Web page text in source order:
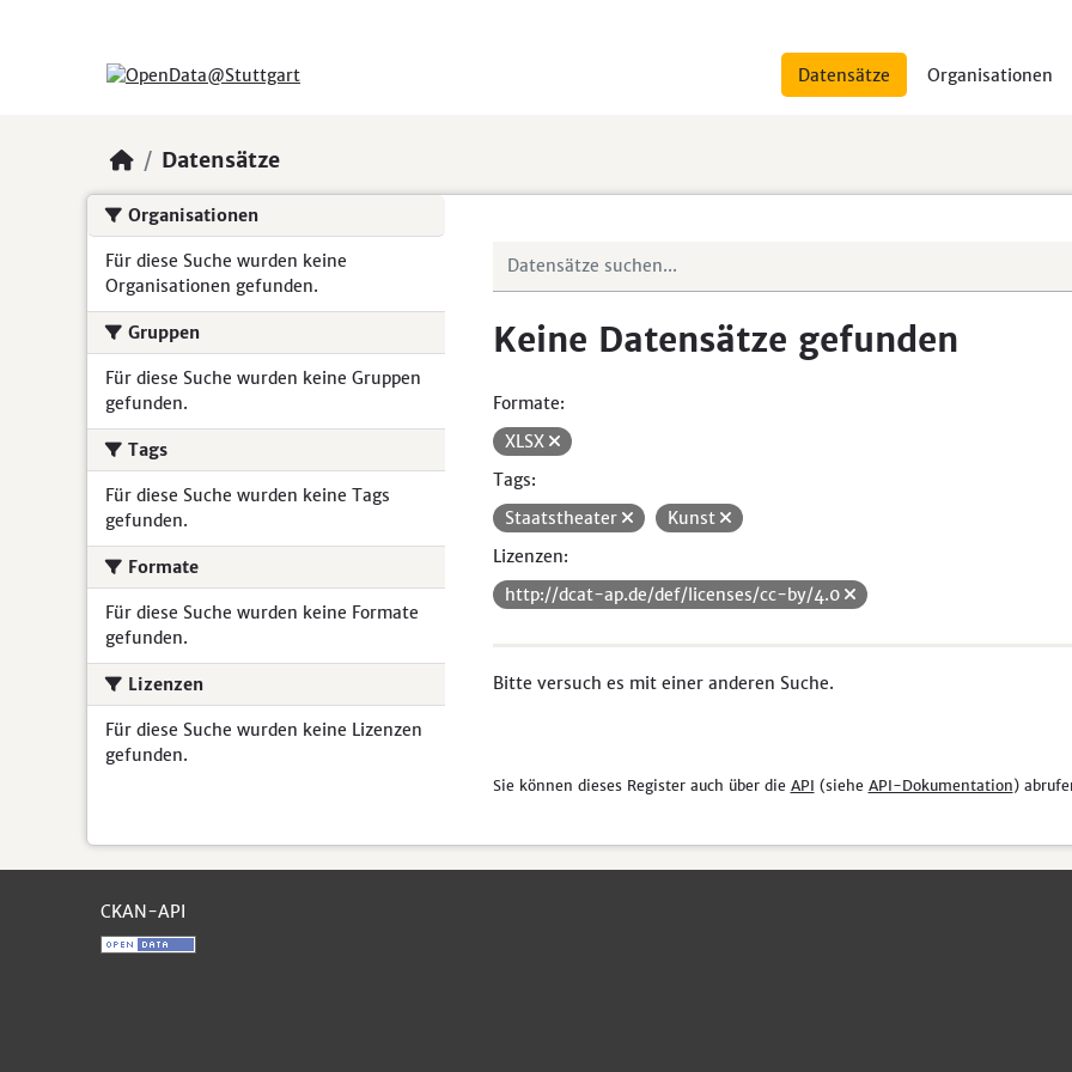
Datensätze Organisationen
Datensätze
Organisationen
Für diese Suche wurden keine
Organisationen gefunden.
Gruppen
Für diese Suche wurden keine Gruppen
gefunden.
Tags
Für diese Suche wurden keine Tags
gefunden.
Formate
Für diese Suche wurden keine Formate
gefunden.
Lizenzen
Für diese Suche wurden keine Lizenzen
gefunden.
Keine Datensätze gefunden
Formate:
XLSX
Tags:
Staatstheater
Kunst
Lizenzen:
http://dcat-ap.de/def/licenses/cc-by/4.0
Bitte versuch es mit einer anderen Suche.
Sie können dieses Register auch über die API (siehe API-Dokumentation)
CKAN-API